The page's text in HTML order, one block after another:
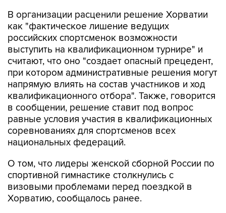
В организации расценили решение Хорватии
как "фактическое лишение ведущих
российских спортсменок возможности
выступить на квалификационном турнире" и
считают, что оно "создает опасный прецедент,
при котором административные решения могут
напрямую влиять на состав участников и ход
квалификационного отбора". Также, говорится
в сообщении, решение ставит под вопрос
равные условия участия в квалификационных
соревнованиях для спортсменов всех
национальных федераций.
О том, что лидеры женской сборной России по
спортивной гимнастике столкнулись с
визовыми проблемами перед поездкой в
Хорватию, сообщалось ранее.